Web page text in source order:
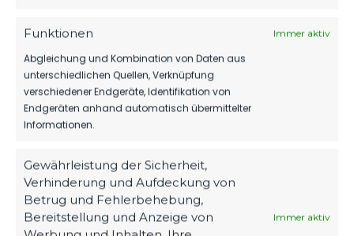
Funktionen Immer aktiv
Abgleichung und Kombination von Daten aus
unterschiedlichen Quellen, Verknüpfung
verschiedener Endgeräte, Identifikation von
Endgeräten anhand automatisch übermittelter
Informationen.
Gewährleistung der Sicherheit,
Verhinderung und Aufdeckung von
Betrug und Fehlerbehebung,
Bereitstellung und Anzeige von
Immer aktiv
Zeuthen vs FSV 63
Luckenwalde F1-Jugend
14. April 2024
Ähnlicher Beitrag